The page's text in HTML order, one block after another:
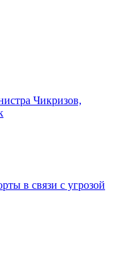
Чикризов,
в связи с угрозой